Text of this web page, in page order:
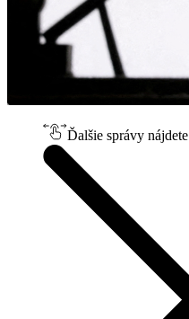
Ďalšie správy